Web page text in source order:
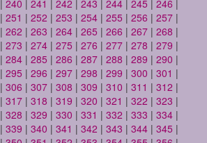
| 240 | 241 | 242 | 243 | 244 | 245 | 246 |
| 251 | 252 | 253 | 254 | 255 | 256 | 257 |
| 262 | 263 | 264 | 265 | 266 | 267 | 268 |
| 273 | 274 | 275 | 276 | 277 | 278 | 279 |
| 284 | 285 | 286 | 287 | 288 | 289 | 290 |
| 295 | 296 | 297 | 298 | 299 | 300 | 301 |
| 306 | 307 | 308 | 309 | 310 | 311 | 312 |
| 317 | 318 | 319 | 320 | 321 | 322 | 323 |
| 328 | 329 | 330 | 331 | 332 | 333 | 334 |
| 339 | 340 | 341 | 342 | 343 | 344 | 345 |